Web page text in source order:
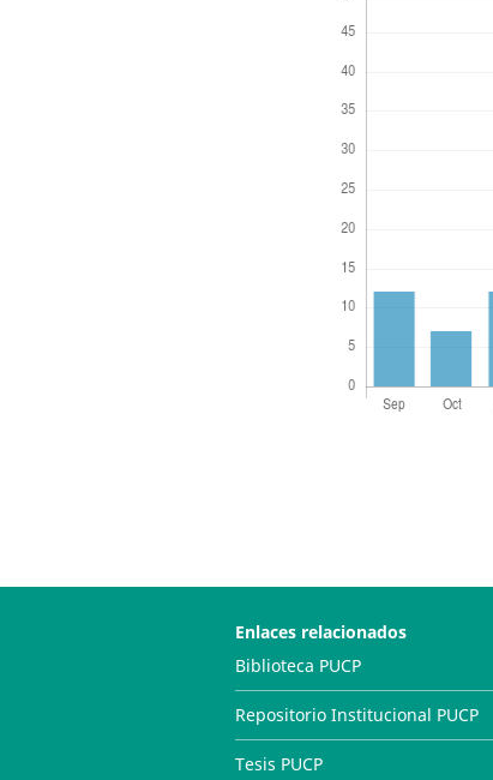
Enlaces relacionados
Biblioteca PUCP
Repositorio Institucional PUCP
Tesis PUCP